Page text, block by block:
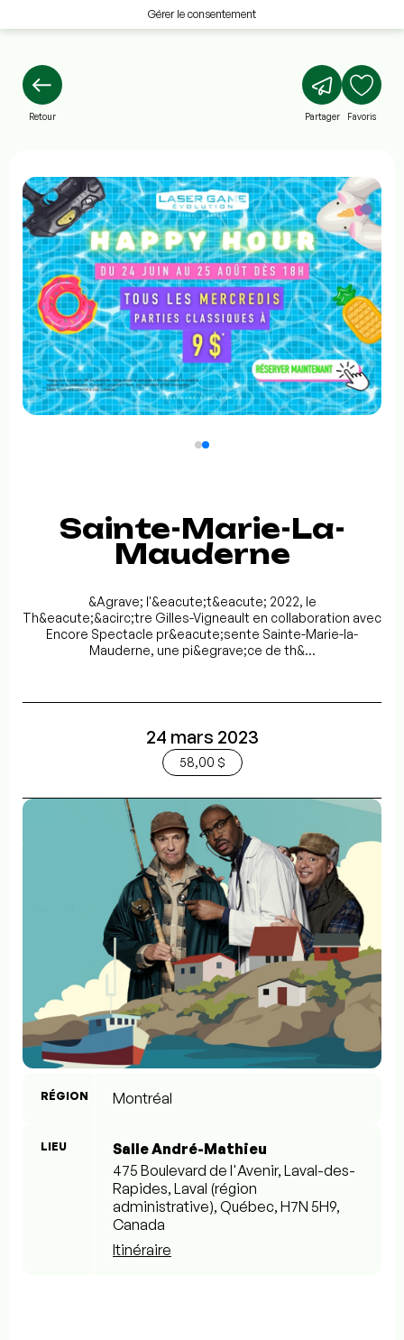
Gérer le consentement
Retour Partager Favoris
Sainte-Marie-La-
Mauderne
&Agrave; l'&eacute;t&eacute; 2022, le
Th&eacute;&acirc;tre Gilles-Vigneault en collaboration avec
Encore Spectacle pr&eacute;sente Sainte-Marie-la-
Mauderne, une pi&egrave;ce de th&...
24 mars 2023
58,00 $
RÉGION Montréal
LIEU
Salle André-Mathieu
475 Boulevard de l'Avenir, Laval-des-
Rapides, Laval (région
administrative), Québec, H7N 5H9,
Canada
Itinéraire